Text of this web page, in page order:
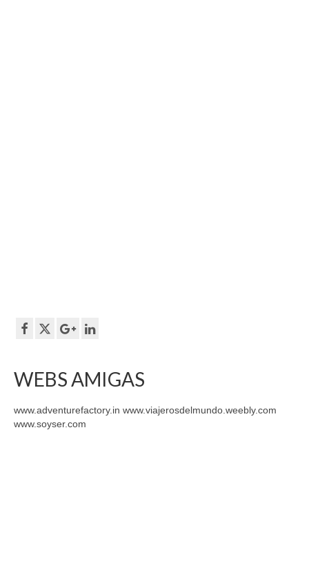
WEBS AMIGAS
www.adventurefactory.in www.viajerosdelmundo.weebly.com
www.soyser.com